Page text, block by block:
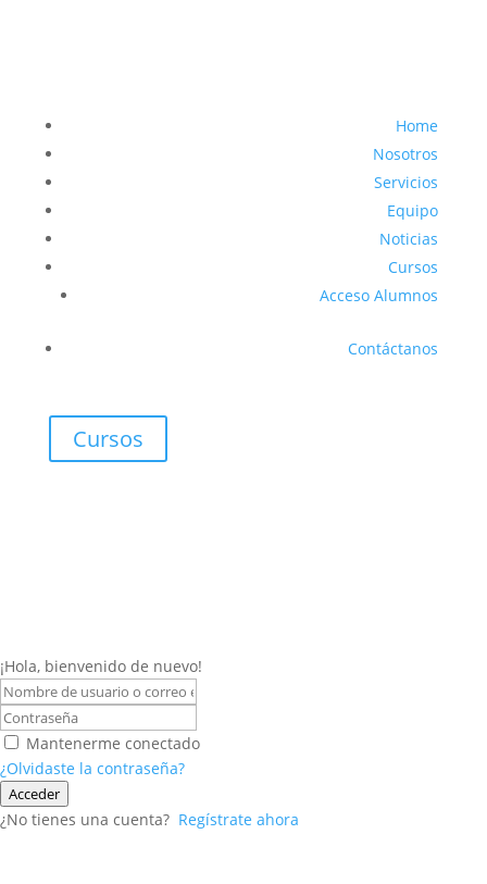
Home
Nosotros
Servicios
Equipo
Noticias
Cursos
Acceso Alumnos
Contáctanos
Cursos
¡Hola, bienvenido de nuevo!
Mantenerme conectado
¿Olvidaste la contraseña?
Acceder
¿No tienes una cuenta? Regístrate ahora